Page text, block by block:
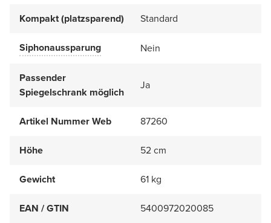
Kompakt (platzsparend) Standard
Siphonaussparung Nein
Passender
Spiegelschrank möglich
Ja
Artikel Nummer Web 87260
Höhe 52 cm
Gewicht 61 kg
EAN / GTIN
5400972020085